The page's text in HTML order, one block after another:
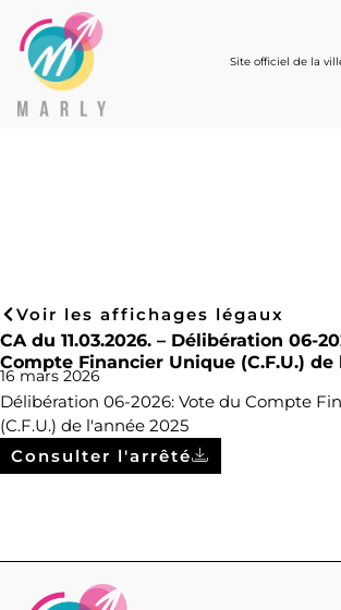
Site officiel de la
Voir les affichages légaux
CA du 11.03.2026. – Délibération 06-
Compte Financier Unique (C.F.U.) de
16 mars 2026
Délibération 06-2026: Vote du Compte
(C.F.U.) de l'année 2025
Consulter l'arrêté